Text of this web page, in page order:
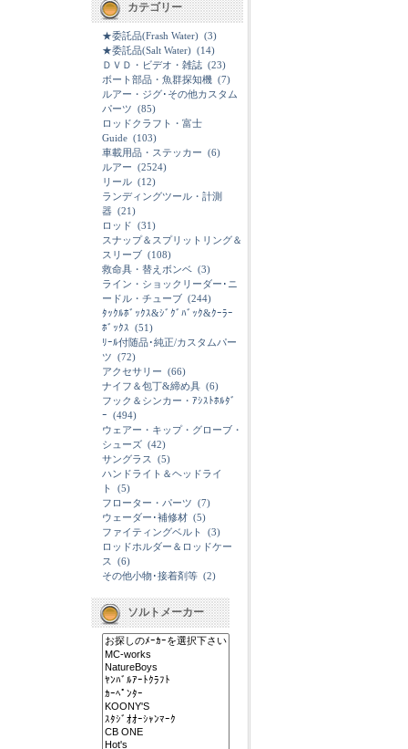
カテゴリー
★委託品(Frash Water) (3)
★委託品(Salt Water) (14)
ＤＶＤ・ビデオ・雑誌 (23)
ボート部品・魚群探知機 (7)
ルアー・ジグ･その他カスタム
パーツ (85)
ロッドクラフト・富士
Guide (103)
車載用品・ステッカー (6)
ルアー (2524)
リール (12)
ランディングツール・計測
器 (21)
ロッド (31)
スナップ＆スプリットリング＆
スリーブ (108)
救命具・替えボンベ (3)
ライン・ショックリーダー･ニ
ードル・チューブ (244)
ﾀｯｸﾙﾎﾞｯｸｽ&ｼﾞｸﾞﾊﾞｯｸ&ｸｰﾗｰ
ﾎﾞｯｸｽ (51)
ﾘｰﾙ付随品･純正/カスタムパー
ツ (72)
アクセサリー (66)
ナイフ＆包丁&締め具 (6)
フック＆シンカー・ｱｼｽﾄﾎﾙﾀﾞ
ｰ (494)
ウェアー・キップ・グローブ・
シューズ (42)
サングラス
(5)
ハンドライト＆ヘッドライ
ト
(5)
フローター・パーツ (7)
ウェーダー･補修材 (5)
ファイティングベルト
(3)
ロッドホルダー＆ロッドケー
ス
(6)
その他小物･接着剤等 (2)
ソルトメーカー